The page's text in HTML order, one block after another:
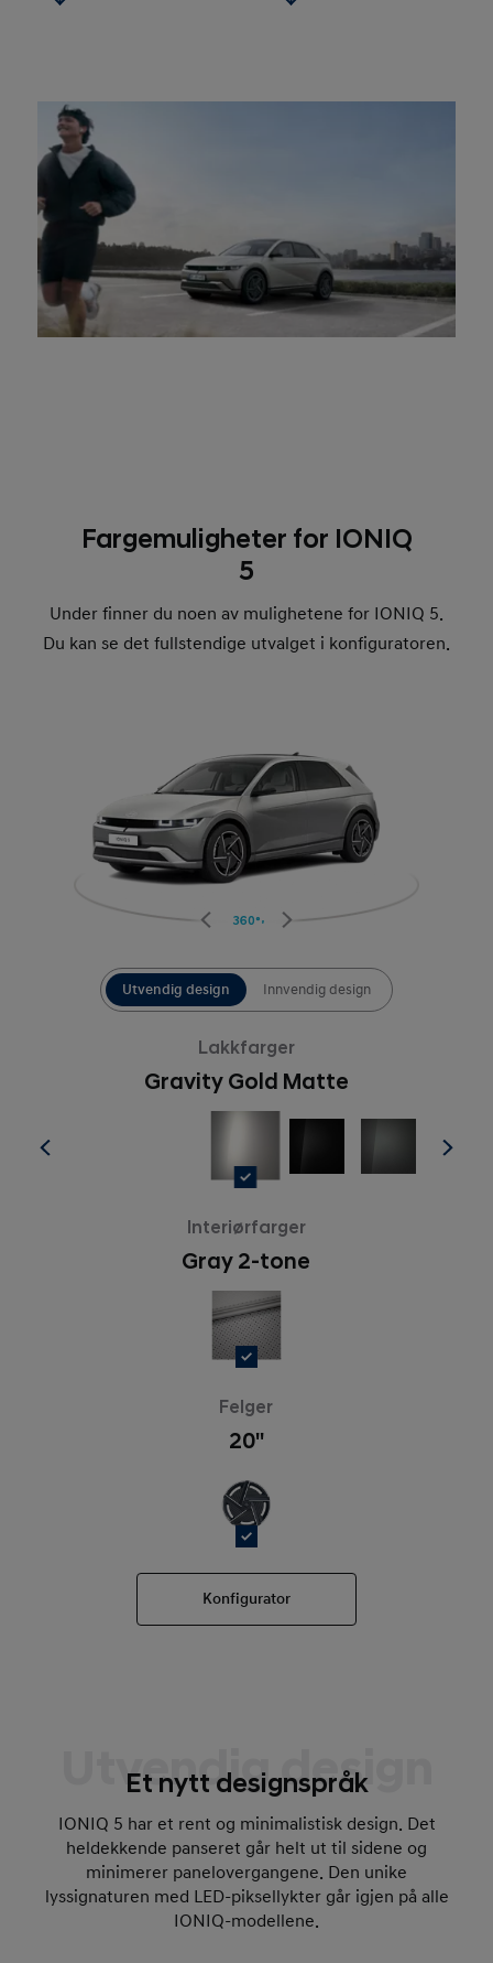
Fargemuligheter for IONIQ
5
Under finner du noen av mulighetene for IONIQ 5.
Du kan se det fullstendige utvalget i konfiguratoren.
360°
Utvendig design Innvendig design
Lakkfarger
Gravity Gold Matte
Interiørfarger
Gray 2-tone
Felger
20''
Konfigurator
Utvendig design
Et nytt designspråk
IONIQ 5 har et rent og minimalistisk design. Det
heldekkende panseret går helt ut til sidene og
minimerer panelovergangene. Den unike
lyssignaturen med LED-piksellykter går igjen på alle
IONIQ-modellene.